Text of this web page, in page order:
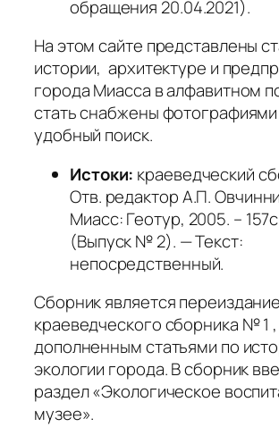
обращения 20.04.2021).
На этом сайте представлены
истории, архитектуре и
города Миасса в алфавитном
стать снабжены фотографиями
удобный поиск.
Истоки: краеведческий
Отв. редактор А.П.
Миасс: Геотур, 2005. –
(Выпуск № 2). — Текст:
непосредственный.
Сборник является
краеведческого сборника № 1 ,
дополненным статьями по
экологии города. В сборник
раздел «Экологическое
музее».